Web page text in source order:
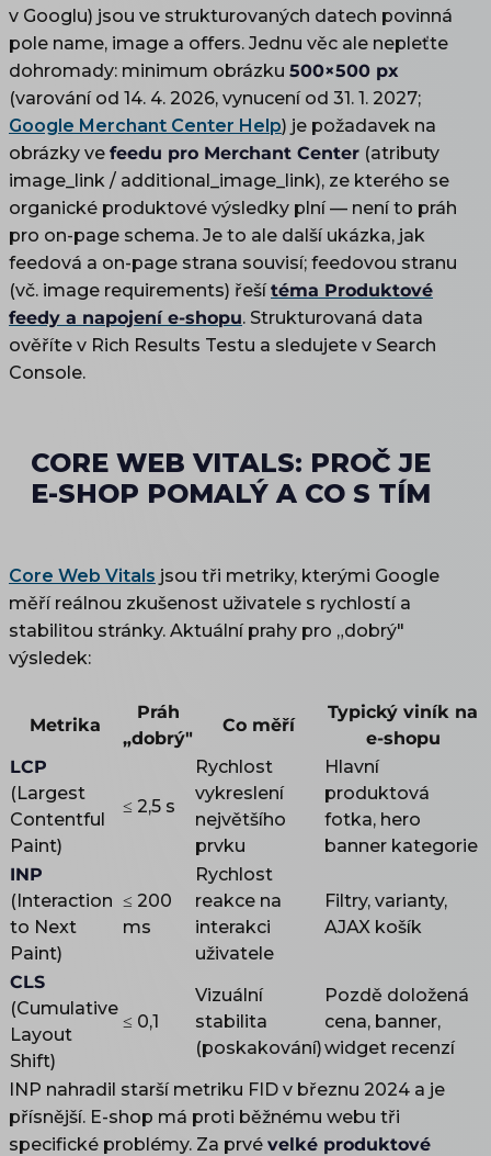
v Googlu) jsou ve strukturovaných datech povinná
pole name, image a offers. Jednu věc ale nepleťte
dohromady: minimum obrázku 500×500 px
(varování od 14. 4. 2026, vynucení od 31. 1. 2027;
Google Merchant Center Help) je požadavek na
obrázky ve feedu pro Merchant Center (atributy
image_link / additional_image_link), ze kterého se
organické produktové výsledky plní — není to práh
pro on-page schema. Je to ale další ukázka, jak
feedová a on-page strana souvisí; feedovou stranu
(vč. image requirements) řešítéma Produktové
feedy a napojení e-shopu. Strukturovaná data
ověříte v Rich Results Testu a sledujete v Search
Console.
CORE WEB VITALS: PROČ JE
E-SHOP POMALÝ A CO S TÍM
Core Web Vitals jsou tři metriky, kterými Google
měří reálnou zkušenost uživatele s rychlostí a
stabilitou stránky. Aktuální prahy pro „dobrý"
výsledek:
Metrika
Práh
„dobrý"
Co měří
Typický viník na
e-shopu
LCP
(Largest
Contentful
Paint)
≤ 2,5 s
Rychlost
vykreslení
největšího
prvku
Hlavní
produktová
fotka, hero
banner kategorie
INP
(Interaction
to Next
Paint)
≤ 200
ms
Rychlost
reakce na
interakci
uživatele
Filtry, varianty,
AJAX košík
CLS
(Cumulative
Layout
Shift)
≤ 0,1
Vizuální
stabilita
(poskakování)
Pozdě doložená
cena, banner,
widget recenzí
INP nahradil starší metriku FID v březnu 2024 a je
přísnější. E-shop má proti běžnému webu tři
specifické problémy. Za prvé velké produktové